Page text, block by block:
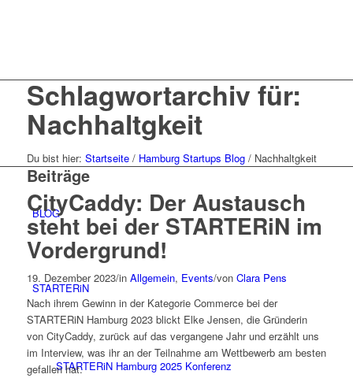
BLOG
STARTERiN
STARTERiN Hamburg 2025 Konferenz
Schlagwortarchiv für:
Nachhaltgkeit
Du bist hier: Startseite / Hamburg Startups Blog / Nachhaltgkeit
Beiträge
CityCaddy: Der Austausch
steht bei der STARTERiN im
Vordergrund!
19. Dezember 2023/in Allgemein, Events/von Clara Pens
Nach ihrem Gewinn in der Kategorie Commerce bei der
STARTERiN Hamburg 2023 blickt Elke Jensen, die Gründerin
von CityCaddy, zurück auf das vergangene Jahr und erzählt uns
im Interview, was ihr an der Teilnahme am Wettbewerb am besten
gefallen hat.